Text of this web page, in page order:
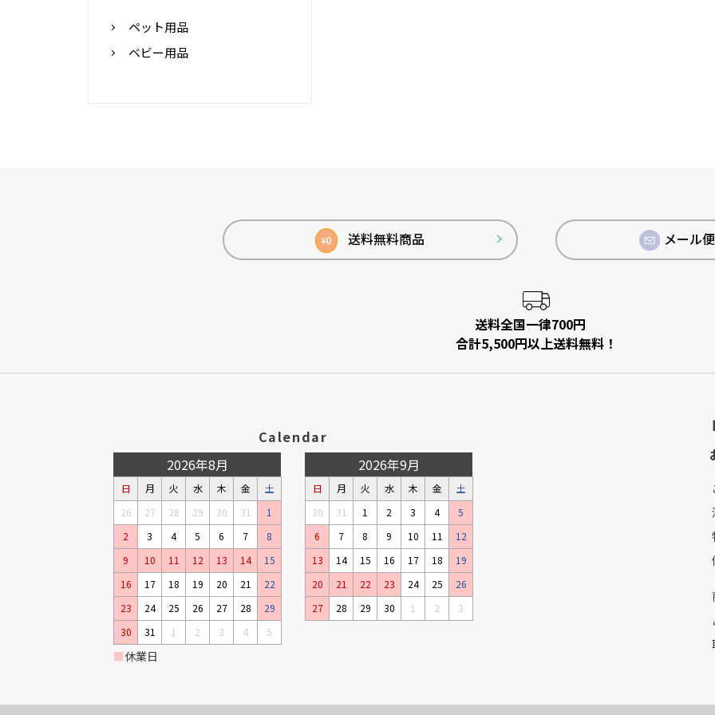
ペット用品
ベビー用品
¥0 送料無料商品 メール
送料全国一律700円
合計5,500円以上送料無料！
Calendar
2026年8月
日 月 火 水 木 金
土
26
27 28 29 30 31
1
2
3 4 5 6 7
8
9
10 11 12 13 14
15
16
17 18 19 20 21
22
23
24 25 26 27 28
29
30
31 1 2 3 4 5
2026年9月
日 月 火 水 木 金
土
30
31 1 2 3 4
5
6
7 8 9 10 11
12
13
14 15 16 17 18
19
20
21 22 23 24 25
26
27
28 29 30 1 2 3
■休業日